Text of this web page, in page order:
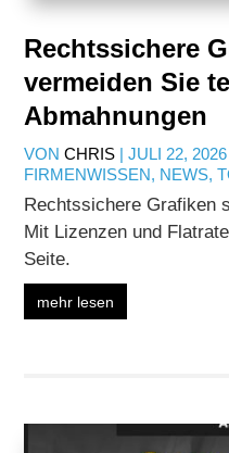
Rechtssichere
vermeiden Sie
Abmahnungen
VONCHRIS |JULI 22, 2026
FIRMENWISSEN, NEWS,
Rechtssichere Grafiken
Mit Lizenzen und
Seite.
mehr lesen